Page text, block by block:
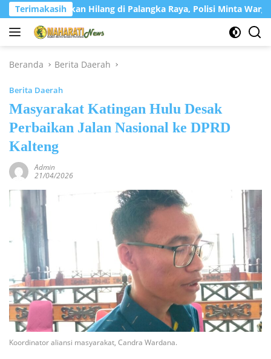
Langsung
ke
konten
Terimakasih
Dilaporkan Hilang di Palangka Raya, Polisi Minta Warga
Beranda Berita Daerah
Berita Daerah
Masyarakat Katingan Hulu Desak
Perbaikan Jalan Nasional ke DPRD
Kalteng
Admin
21/04/2026
Koordinator aliansi masyarakat, Candra Wardana.